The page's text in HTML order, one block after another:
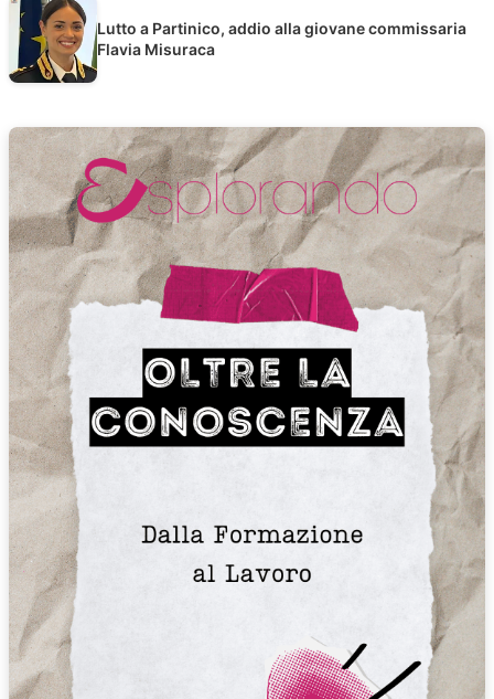
Lutto a Partinico, addio alla giovane commissaria
Flavia Misuraca